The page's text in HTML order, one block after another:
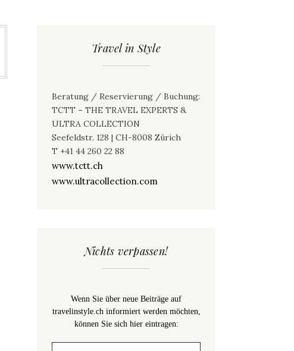
Travel in Style
Beratung / Reservierung / Buchung:
TCTT – THE TRAVEL EXPERTS &
ULTRA COLLECTION
Seefeldstr. 128 | CH-8008 Zürich
T +41 44 260 22 88
www.tctt.ch
www.ultracollection.com
Nichts verpassen!
Wenn Sie über neue Beiträge auf
travelinstyle.ch informiert werden möchten,
können Sie sich hier eintragen: